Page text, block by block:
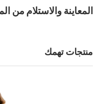
المعاينة والاستلام من
منتجات تهمك